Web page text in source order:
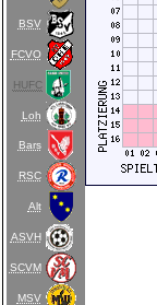
BSV
FCVO
HUFC
Loh
Bars
RSC
Alt
ASVH
SCVM
MSV